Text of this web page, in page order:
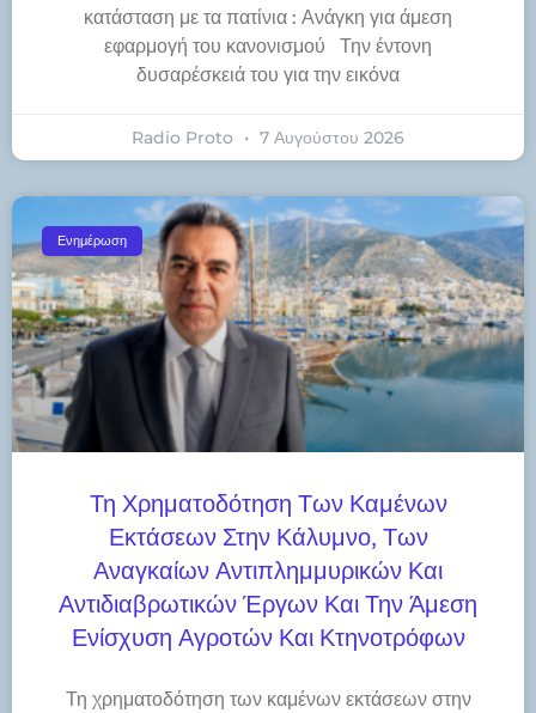
κατάσταση με τα πατίνια : Ανάγκη για άμεση
εφαρμογή του κανονισμού Την έντονη
δυσαρέσκειά του για την εικόνα
Radio Proto 7 Αυγούστου 2026
Ενημέρωση
Τη Χρηματοδότηση Των Καμένων
Εκτάσεων Στην Κάλυμνο, Των
Αναγκαίων Αντιπλημμυρικών Και
Αντιδιαβρωτικών Έργων Και Την Άμεση
Ενίσχυση Αγροτών Και Κτηνοτρόφων
Τη χρηματοδότηση των καμένων εκτάσεων στην